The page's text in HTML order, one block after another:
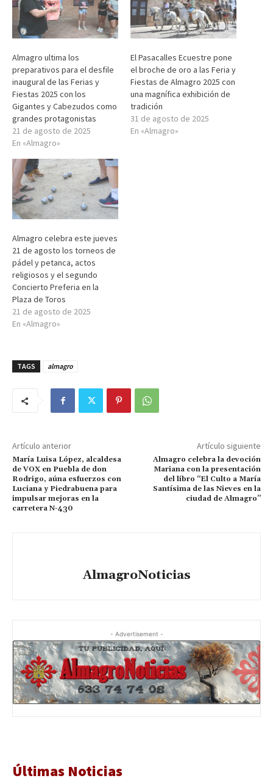
Almagro ultima los
preparativos para el desfile
inaugural de las Ferias y
Fiestas 2025 con los
Gigantes y Cabezudos como
grandes protagonistas
21 de agosto de 2025
En «Almagro»
El Pasacalles Ecuestre pone
el broche de oro a las Feria y
Fiestas de Almagro 2025 con
una magnífica exhibición de
tradición
31 de agosto de 2025
En «Almagro»
Almagro celebra este jueves
21 de agosto los torneos de
pádel y petanca, actos
religiosos y el segundo
Concierto Preferia en la
Plaza de Toros
21 de agosto de 2025
En «Almagro»
TAGS almagro
Artículo anterior
María Luisa López, alcaldesa
de VOX en Puebla de don
Rodrigo, aúna esfuerzos con
Luciana y Piedrabuena para
impulsar mejoras en la
carretera N-430
Artículo siguiente
Almagro celebra la devoción
Mariana con la presentación
del libro “El Culto a María
Santísima de las Nieves en la
ciudad de Almagro”
AlmagroNoticias
- Advertisement -
Últimas Noticias